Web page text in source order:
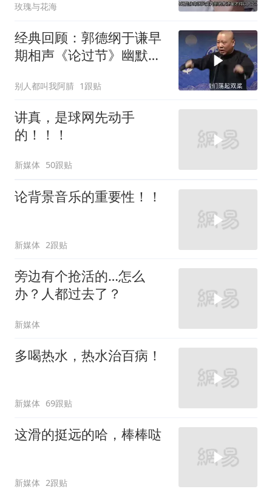
玫瑰与花海
经典回顾：郭德纲于谦早
期相声《论过节》幽默风
别人都叫我阿腈 1跟贴
讲真，是球网先动手
的！！！
新媒体 50跟贴
论背景音乐的重要性！！
新媒体 2跟贴
旁边有个抢活的…怎么
办？人都过去了？
新媒体
多喝热水，热水治百病！
新媒体 69跟贴
这滑的挺远的哈，棒棒哒
新媒体 2跟贴